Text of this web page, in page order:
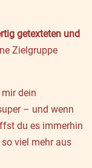
getexteten und
Zielgruppe
dein
– und wenn
du es immerhin
viel mehr aus